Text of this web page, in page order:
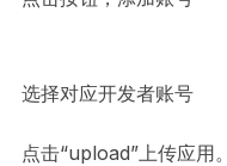
选择对应开发者账号
点击“upload”上传应用。